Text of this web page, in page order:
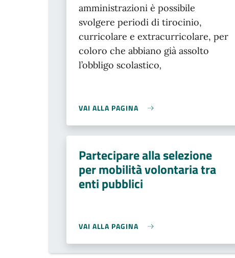
amministrazioni è possibile
svolgere periodi di tirocinio,
curricolare e extracurricolare, per
coloro che abbiano già assolto
l’obbligo scolastico,
VAI ALLA PAGINA
Partecipare alla selezione
per mobilità volontaria tra
enti pubblici
VAI ALLA PAGINA